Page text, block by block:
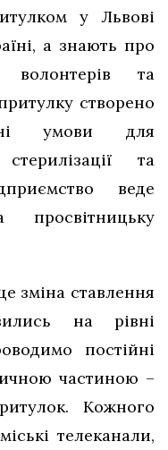
у Львові
а знають про
волонтерів та
створено
умови для
та
веде
зміна ставлення
на рівні
постійні
частиною –
Кожного
телеканали,